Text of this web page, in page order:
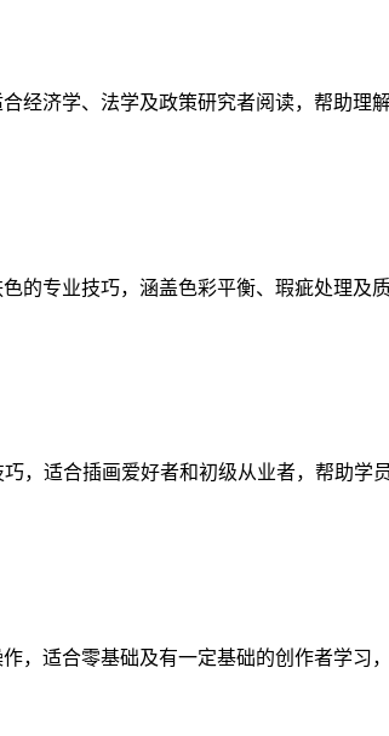
经济学、法学及政策研究者阅读，帮助
的专业技巧，涵盖色彩平衡、瑕疵处理
，适合插画爱好者和初级从业者，帮助
，适合零基础及有一定基础的创作者学